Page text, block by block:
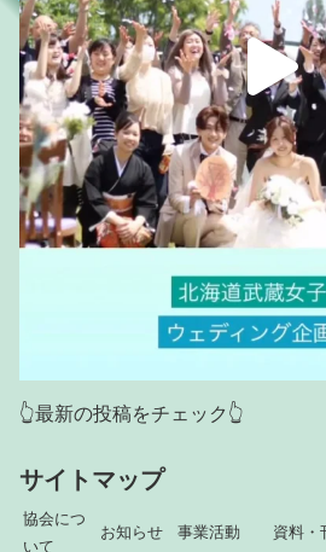
👆最新の投稿をチェック👆
サイトマップ
協会につ
いて
お知らせ 事業活動 資料・